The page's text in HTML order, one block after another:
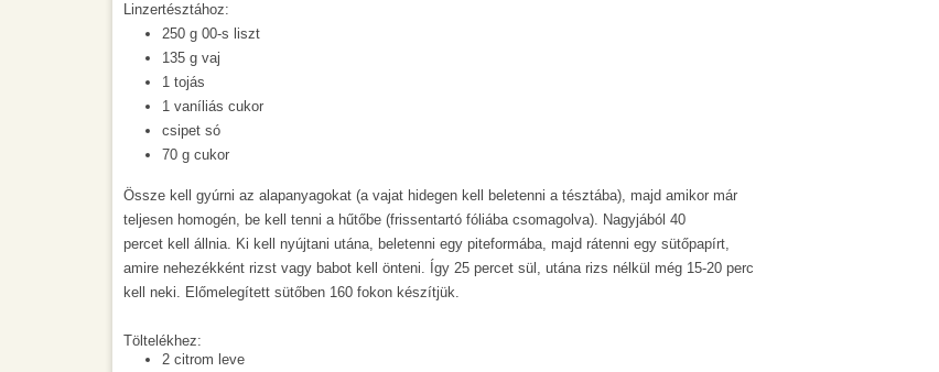
Linzertésztához:
250 g 00-s liszt
135 g vaj
1 tojás
1 vaníliás cukor
csipet só
70 g cukor
Össze kell gyúrni az alapanyagokat (a vajat hidegen kell beletenni a tésztába), majd amikor már
teljesen homogén, be kell tenni a hűtőbe (frissentartó fóliába csomagolva). Nagyjából 40
percet kell állnia. Ki kell nyújtani utána, beletenni egy piteformába, majd rátenni egy sütőpapírt,
amire nehezékként rizst vagy babot kell önteni. Így 25 percet sül, utána rizs nélkül még 15-20 perc
kell neki. Előmelegített sütőben 160 fokon készítjük.
Töltelékhez:
2 citrom leve